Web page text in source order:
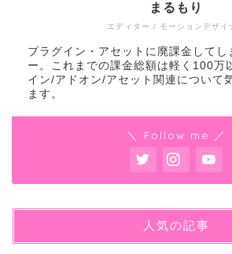
エディター / モーションデザイ
まるもり
プラグイン・アセットに廃課金してし
ー。これまでの課金総額は軽く100万
イン/アドオン/アセット関連について
ます。
＼ Follow me ／
人気の記事